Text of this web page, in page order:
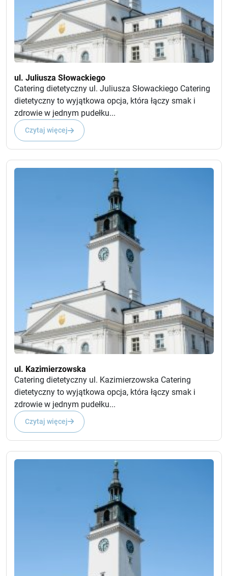
ul. Juliusza Słowackiego
Catering dietetyczny ul. Juliusza Słowackiego Catering
dietetyczny to wyjątkowa opcja, która łączy smak i
zdrowie w jednym pudełku...
Czytaj więcej
ul. Kazimierzowska
Catering dietetyczny ul. Kazimierzowska Catering
dietetyczny to wyjątkowa opcja, która łączy smak i
zdrowie w jednym pudełku...
Czytaj więcej